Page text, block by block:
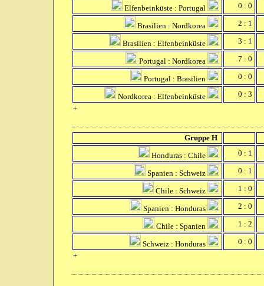
Elfenbeinküste : Portugal
0 : 0
Brasilien : Nordkorea 2 : 1
Brasilien : Elfenbeinküste 3 : 1
Portugal : Nordkorea 7 : 0
Portugal : Brasilien 0 : 0
Nordkorea : Elfenbeinküste
0 : 3
+
Gruppe H
Honduras : Chile
0 : 1
Spanien : Schweiz 0 : 1
Chile : Schweiz 1 : 0
Spanien : Honduras 2 : 0
Chile : Spanien 1 : 2
Schweiz : Honduras
0 : 0
+